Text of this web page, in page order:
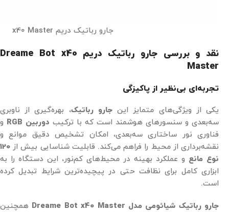
جارو رباتیک دریم x40 Master
نقد و بررسی جارو رباتیک دریم Dreame Bot x40
Master
تجربه‌ای بی‌نظیر از پاکیزگی
یکی از ویژگی‌های متمایز اینجارو رباتیک، بهره‌گیری از ناوبری
سه‌بعدی و سنسورهای هوشمند است که با ترکیب دوربین RGB
و
فناوری نور ساختاری سه‌بعدی، امکان تشخیص دقیق موانع و
نقشه‌برداری از محیط را فراهم می‌کند. قابلیت شناسایی بیش از 120
نوع مانع و عملکرد بهینه در محیط‌های کم‌نور، این دستگاه را به
ابزاری کامل برای نظافت حتی در پیچیده‌ترین شرایط تبدیل کرده
است.
جارو رباتیک شیائومی مدل Dreame Bot x40 Master
همچنین